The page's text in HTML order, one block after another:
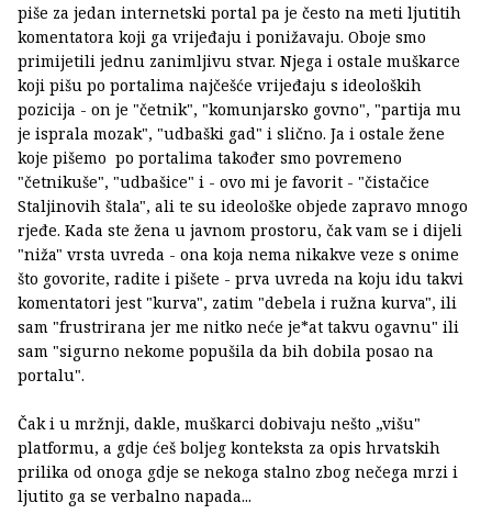
piše za jedan internetski portal pa je često na meti ljutitih
komentatora koji ga vrijeđaju i ponižavaju. Oboje smo
primijetili jednu zanimljivu stvar. Njega i ostale muškarce
koji pišu po portalima najčešće vrijeđaju s ideoloških
pozicija - on je "četnik", "komunjarsko govno", "partija mu
je isprala mozak", "udbaški gad" i slično. Ja i ostale žene
koje pišemo po portalima također smo povremeno
"četnikuše", "udbašice" i - ovo mi je favorit - "čistačice
Staljinovih štala", ali te su ideološke objede zapravo mnogo
rjeđe. Kada ste žena u javnom prostoru, čak vam se i dijeli
"niža" vrsta uvreda - ona koja nema nikakve veze s onime
što govorite, radite i pišete - prva uvreda na koju idu takvi
komentatori jest "kurva", zatim "debela i ružna kurva", ili
sam "frustrirana jer me nitko neće je*at takvu ogavnu" ili
sam "sigurno nekome popušila da bih dobila posao na
portalu".
Čak i u mržnji, dakle, muškarci dobivaju nešto „višu"
platformu, a gdje ćeš boljeg konteksta za opis hrvatskih
prilika od onoga gdje se nekoga stalno zbog nečega mrzi i
ljutito ga se verbalno napada...